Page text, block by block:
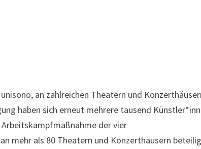
an zahlreichen Theatern und
haben sich erneut mehrere tausend
der vier
mehr als 80 Theatern und Konzerthäusern